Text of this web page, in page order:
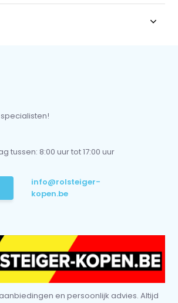
tussen: 8:00 uur tot 17:00 uur
info@rolsteiger-
kopen.be
en persoonlijk advies. Altijd